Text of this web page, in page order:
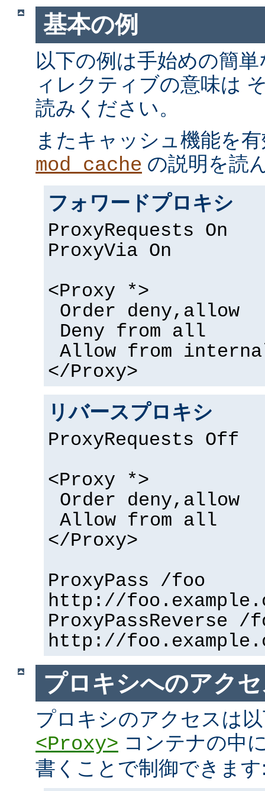
基本の例
以下の例は手始めの簡
ィレクティブの意味は
読みください。
またキャッシュ機能を
mod_cache の説明を読
フォワードプロキシ
ProxyRequests On
ProxyVia On
<Proxy *>
Order deny,allow
Deny from all
Allow from
</Proxy>
リバースプロキシ
ProxyRequests Off
<Proxy *>
Order deny,allow
Allow from all
</Proxy>
ProxyPass /foo
http://
ProxyPassReverse /
http://
プロキシへのアク
プロキシのアクセスは
<Proxy> コンテナの中
書くことで制御できま